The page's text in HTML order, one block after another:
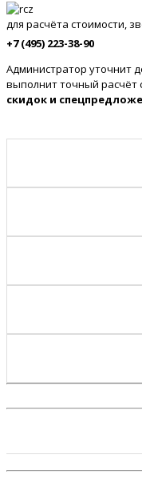
для расчёта стоимости,
+7 (495) 223-38-90
Администратор уточнит
выполнит точный расчёт
скидок и